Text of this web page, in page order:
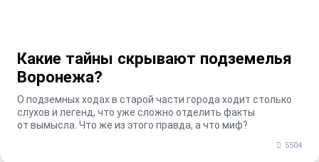
Какие тайны скрывают подземелья
Воронежа?
О подземных ходах в старой части города ходит столько
слухов и легенд, что уже сложно отделить факты
от вымысла. Что же из этого правда, а что миф?
5504